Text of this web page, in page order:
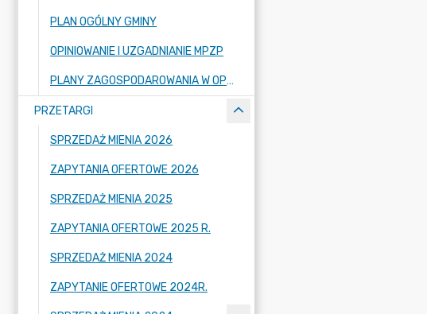
PLAN OGÓLNY GMINY
OPINIOWANIE I UZGADNIANIE MPZP
PLANY ZAGOSPODAROWANIA W OPRACOWANIU
PRZETARGI
SPRZEDAŻ MIENIA 2026
ZAPYTANIA OFERTOWE 2026
SPRZEDAŻ MIENIA 2025
ZAPYTANIA OFERTOWE 2025 R.
SPRZEDAŻ MIENIA 2024
ZAPYTANIE OFERTOWE 2024R.